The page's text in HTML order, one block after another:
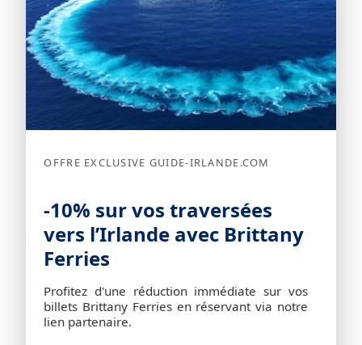
OFFRE EXCLUSIVE GUIDE-IRLANDE.COM
-10% sur vos traversées
vers l’Irlande avec Brittany
Ferries
Profitez d'une réduction immédiate sur vos
billets Brittany Ferries en réservant via notre
lien partenaire.